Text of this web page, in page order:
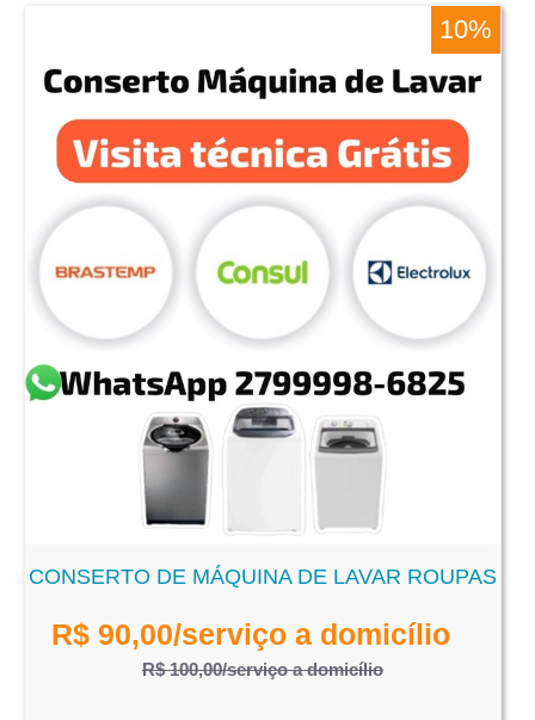
10%
CONSERTO DE MÁQUINA DE LAVAR ROUPAS
R$ 90,00/serviço a domicílio
R$ 100,00/serviço a domicílio